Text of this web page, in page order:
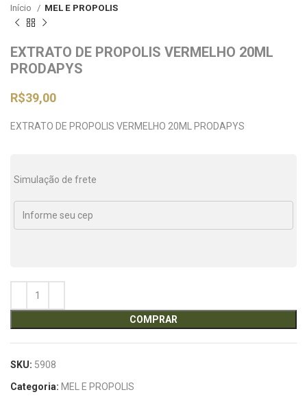
Início MEL E PROPOLIS
EXTRATO DE PROPOLIS VERMELHO 20ML
PRODAPYS
R$39,00
EXTRATO DE PROPOLIS VERMELHO 20ML PRODAPYS
Simulação de frete
COMPRAR
SKU: 5908
Categoria: MEL E PROPOLIS